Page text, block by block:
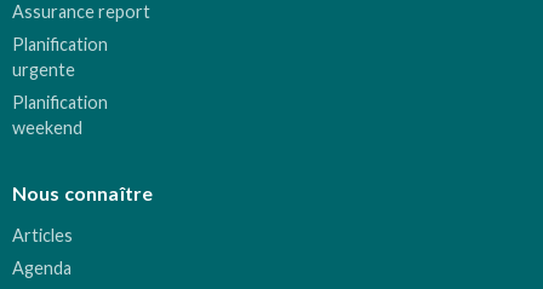
Assurance report
Planification
urgente
Planification
weekend
Nous connaître
Articles
Agenda